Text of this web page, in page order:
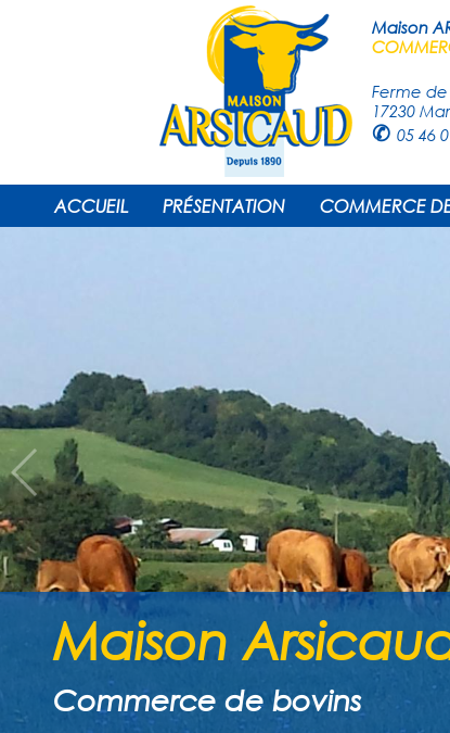
Maison
Ferme
17230
✆ 05 46
ACCUEIL PRÉSENTATION COMMERCE
Maison
Commerce de bovins